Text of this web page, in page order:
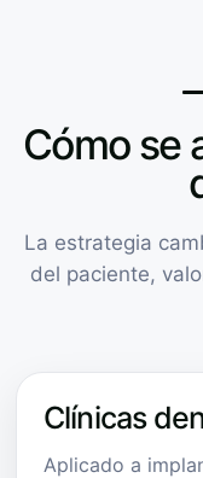
Cómo se
La estrategia
del paciente,
Clínicas
Aplicado a